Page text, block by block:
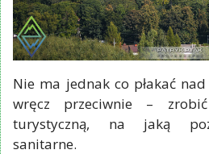
Nie ma jednak co płakać
wręcz przeciwnie –
turystyczną, na jaką
sanitarne.